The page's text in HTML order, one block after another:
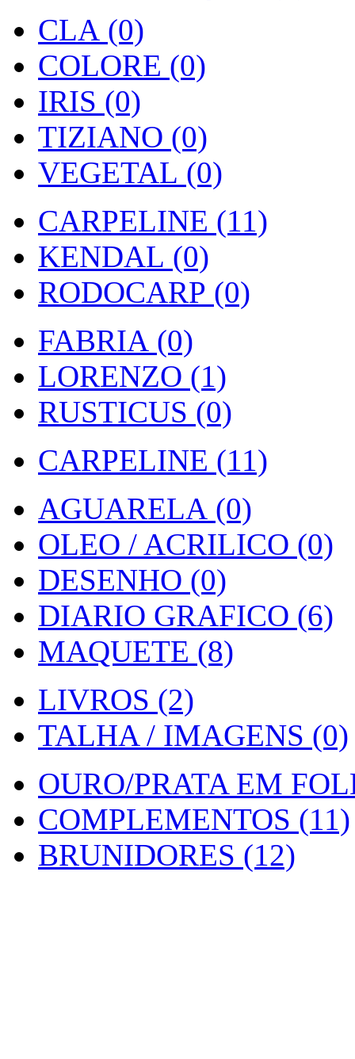
CLA (0)
COLORE (0)
IRIS (0)
TIZIANO (0)
VEGETAL (0)
CARPELINE (11)
KENDAL (0)
RODOCARP (0)
FABRIA (0)
LORENZO (1)
RUSTICUS (0)
CARPELINE (11)
AGUARELA (0)
OLEO / ACRILICO (0)
DESENHO (0)
DIARIO GRAFICO (6)
MAQUETE (8)
LIVROS (2)
TALHA / IMAGENS (0)
OURO/PRATA EM
COMPLEMENTOS (11)
BRUNIDORES (12)